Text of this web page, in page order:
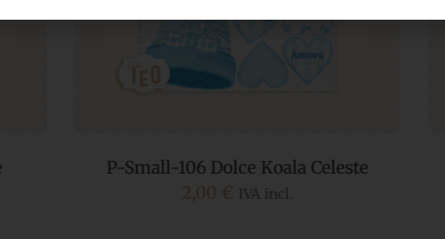
P-Small-103 Dono dal Cielo Celeste
2,00€ IVA incl.